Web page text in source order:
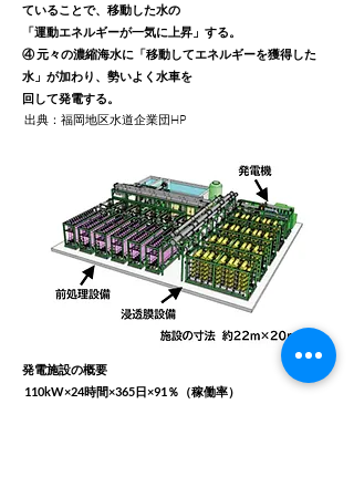
ていることで、移動した水の
「運動エネルギーが一気に上昇」する。
④ 元々の濃縮海水に「移動してエネルギーを獲得した
水」が加わり、勢いよく水車を
回して発電する。
出典：福岡地区水道企業団HP
発電施設の概要
110kW×24時間×365日×91％（稼働率）